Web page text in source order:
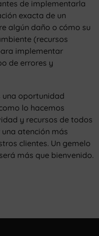
de implementarla
exacta de un
algún daño o cómo su
(recursos
implementar
de errores y
una oportunidad
lo hacemos
y recursos de todos
atención más
clientes. Un gemelo
más que bienvenido.